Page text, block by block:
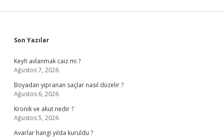
Sidebar
Son Yazılar
Keyfi avlanmak caiz mi ?
Ağustos 7, 2026
Boyadan yipranan saçlar nasıl düzelir ?
Ağustos 6, 2026
Kronik ve akut nedir ?
Ağustos 5, 2026
Avarlar hangi yılda kuruldu ?